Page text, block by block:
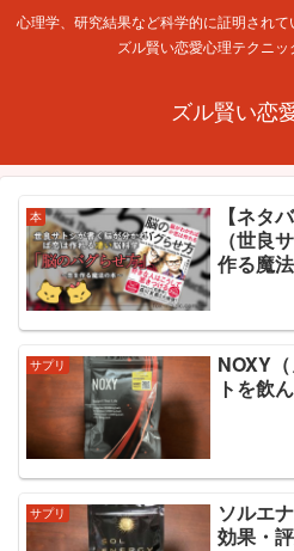
心理学、研究結果など科学的に証明され
ズル賢い恋愛心理テクニッ
ズル賢い恋
本
【ネタ
（世良
作る魔
サプリ
NOXY
トを飲
サプリ
ソルエ
効果・